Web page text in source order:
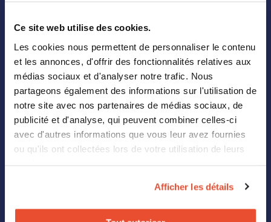
Ce site web utilise des cookies.
Les cookies nous permettent de personnaliser le contenu
et les annonces, d'offrir des fonctionnalités relatives aux
médias sociaux et d'analyser notre trafic. Nous
partageons également des informations sur l'utilisation de
notre site avec nos partenaires de médias sociaux, de
publicité et d'analyse, qui peuvent combiner celles-ci
avec d'autres informations que vous leur avez fournies
ou qu'ils ont collectées lors de votre utilisation de leurs
Afficher les détails
Analytics
Landing Page Builder
Digital Shelf
Retail Media
Our values